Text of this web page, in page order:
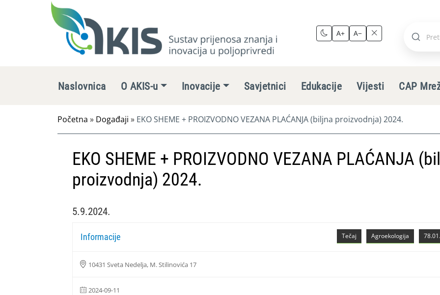
A+ A−
Pretraži
Naslovnica O AKIS-u Inovacije Savjetnici Edukacije Vijesti CAP
Početna » Događaji » EKO SHEME + PROIZVODNO VEZANA PLAĆANJA (biljna proizvodnja) 2024.
EKO SHEME + PROIZVODNO VEZANA PLAĆANJA
proizvodnja) 2024.
5.9.2024.
Agroekologija
Tečaj
Informacije
10431 Sveta Nedelja, M. Stilinovića 17
2024-09-11